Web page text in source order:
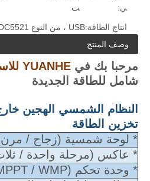
ي:
ت
انتاج الطاقة:USB ، من النوع C ، DC5521
وصف المنتج
مرحبا بك في YUANHE للاستيراد والتصدير
شامل للطاقة الجديدة
النظام الشمسي الهجين
تخزين الطاقة
* لوحة شمسية (زجاج /
* عاكس (مرحلة واحدة /
* وحدة تحكم (MPPT / WMP)